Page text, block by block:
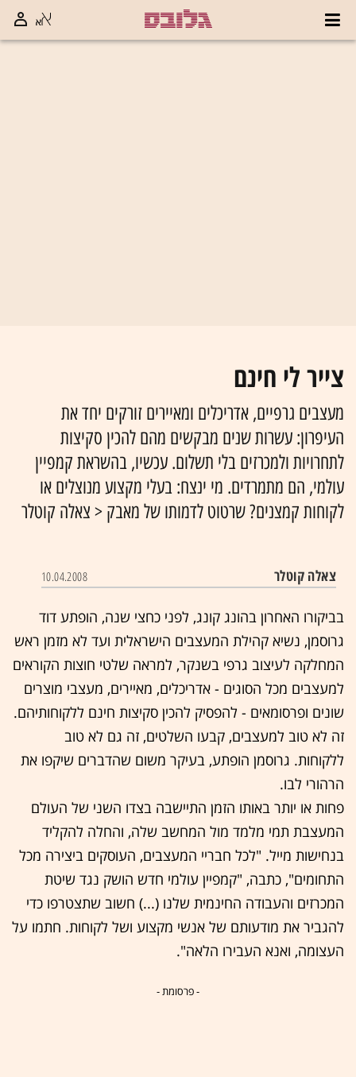
צייר לי חינם
מעצבים גרפיים, אדריכלים ומאיירים זורקים יחד את
העיפרון: עשרות שנים מבקשים מהם להכין סקיצות
לתחרויות ולמכרזים בלי תשלום. עכשיו, בהשראת קמפיין
עולמי, הם מתמרדים. מי ינצח: בעלי מקצוע מנוצלים או
לקוחות קמצנים? שרטוט לדמותו של מאבק < צאלה קוטלר
צאלה קוטלר 10.04.2008
בביקורו האחרון בהונג קונג, לפני כחצי שנה, הופתע דוד
גרוסמן, נשיא קהילת המעצבים הישראלית ועד לא מזמן ראש
המחלקה לעיצוב גרפי בשנקר, למראה שלטי חוצות הקוראים
למעצבים מכל הסוגים - אדריכלים, מאיירים, מעצבי מוצרים
שונים ופרסומאים - להפסיק להכין סקיצות חינם ללקוחותיהם.
זה לא טוב למעצבים, קבעו השלטים, זה גם לא טוב
ללקוחות. גרוסמן הופתע, בעיקר משום שהדברים שיקפו את
הרהורי לבו.
פחות או יותר באותו הזמן התיישבה בצדו השני של העולם
המעצבת תמי מלמד מול המחשב שלה, והחלה להקליד
בנחישות מייל. "לכל חבריי המעצבים, העוסקים ביצירה מכל
התחומים", כתבה, "קמפיין עולמי חדש הושק נגד שיטת
המכרזים והעבודה החינמית שלנו (...) חשוב שתצטרפו כדי
להגביר את מודעותם של אנשי מקצוע ושל לקוחות. חתמו על
העצומה, ואנא העבירו הלאה".
- פרסומת -